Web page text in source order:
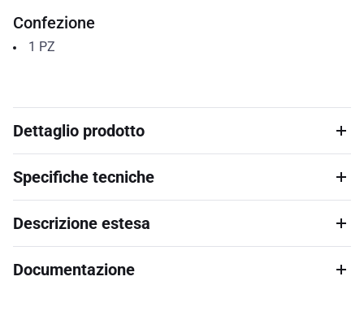
Confezione
1 PZ
Dettaglio prodotto
Specifiche tecniche
Descrizione estesa
Documentazione